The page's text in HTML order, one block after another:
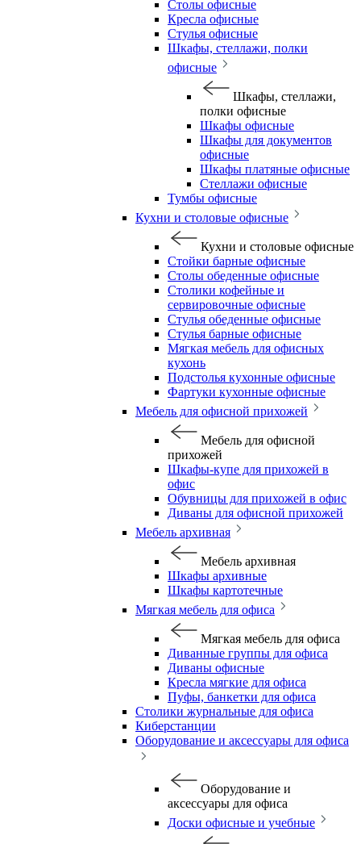
Столы офисные
Кресла офисные
Стулья офисные
Шкафы, стеллажи, полки
офисные
Шкафы, стеллажи,
полки офисные
Шкафы офисные
Шкафы для документов
офисные
Шкафы платяные офисные
Стеллажи офисные
Тумбы офисные
Кухни и столовые офисные
Кухни и столовые офисные
Стойки барные офисные
Столы обеденные офисные
Столики кофейные и
сервировочные офисные
Стулья обеденные офисные
Стулья барные офисные
Мягкая мебель для офисных
кухонь
Подстолья кухонные офисные
Фартуки кухонные офисные
Мебель для офисной прихожей
Мебель для офисной
прихожей
Шкафы-купе для прихожей в
офис
Обувницы для прихожей в офис
Диваны для офисной прихожей
Мебель архивная
Мебель архивная
Шкафы архивные
Шкафы картотечные
Мягкая мебель для офиса
Мягкая мебель для офиса
Диванные группы для офиса
Диваны офисные
Кресла мягкие для офиса
Пуфы, банкетки для офиса
Столики журнальные для офиса
Киберстанции
Оборудование и аксессуары для офиса
Оборудование и
аксессуары для офиса
Доски офисные и учебные